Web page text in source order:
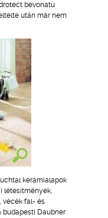
bevonatú
után már nem
kerámialapok
létesítmények,
vécék fal- és
budapesti Daubner